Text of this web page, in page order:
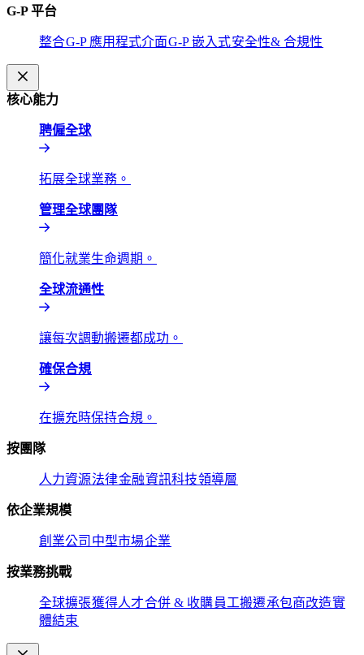
G-P 平台​​
整合​​G-P 應用程式介面​​G-P 嵌入式​​安全性& 合規性​​
核心能力​​
聘僱全球​​
拓展全球業務。​​
管理全球團隊​​
簡化就業生命週期。​​
全球流通性​​
讓每次調動搬遷都成功。​​
確保合規​​
在擴充時保持合規。​​
按團隊​​
人力資源​​法律​​金融​​資訊科技​​領導層​​
依企業規模​​
創業公司​​ 中型市場​​企業​​
按業務挑戰​​
全球擴張​​獲得人才​​合併 & 收購​​員工搬遷​​承包商改造​​實
體結束​​